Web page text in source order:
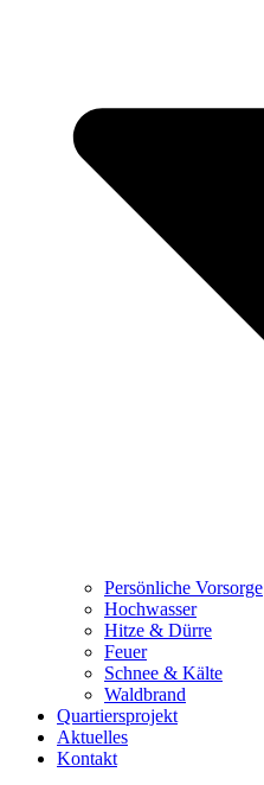
Persönliche Vorsorge
Hochwasser
Hitze & Dürre
Feuer
Schnee & Kälte
Waldbrand
Quartiersprojekt
Aktuelles
Kontakt